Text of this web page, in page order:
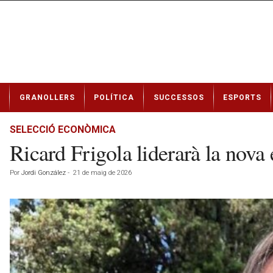
t
GRANOLLERS POLÍTICA SUCCESSOS ESPORTS
SELECCIÓ ECONÒMICA
Ricard Frigola liderarà la nova
Por Jordi González - 21 de maig de 2026